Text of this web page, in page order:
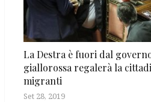
La Destra è fuori dal
giallorossa regalerà la
migranti
Set 28, 2019